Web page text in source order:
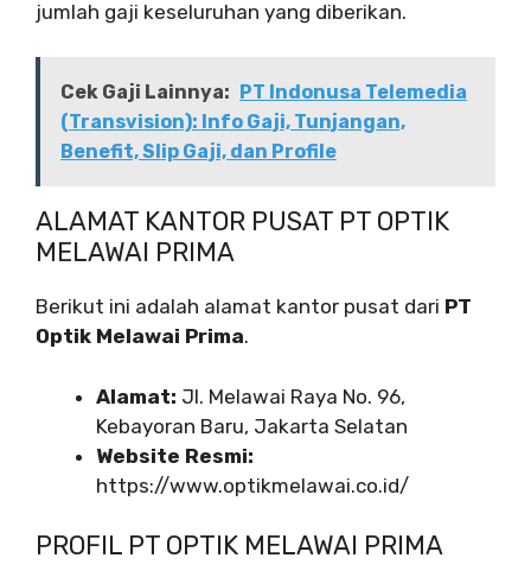
jumlah gaji keseluruhan yang diberikan.
Cek Gaji Lainnya:
PT Indonusa Telemedia
(Transvision): Info Gaji, Tunjangan,
Benefit, Slip Gaji, dan Profile
ALAMAT KANTOR PUSAT PT OPTIK
MELAWAI PRIMA
Berikut ini adalah alamat kantor pusat dari PT
Optik Melawai Prima.
Alamat: Jl. Melawai Raya No. 96,
Kebayoran Baru, Jakarta Selatan
Website Resmi:
https://www.optikmelawai.co.id/
PROFIL PT OPTIK MELAWAI PRIMA